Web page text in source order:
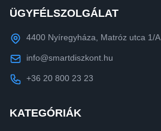
ÜGYFÉLSZOLGÁLAT
4400 Nyíregyháza, Matróz utca 1/A
info@smartdiszkont.hu
+36 20 800 23 23
KATEGÓRIÁK